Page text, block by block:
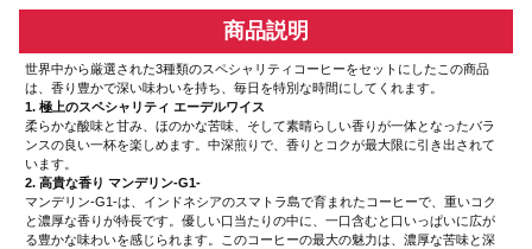
商品説明
世界中から厳選された3種類のスペシャリティコーヒーをセットにしたこの商品
は、香り豊かで深い味わいを持ち、毎日を特別な時間にしてくれます。
1. 極上のスペシャリティ エーデルワイス
柔らかな酸味と甘み、ほのかな苦味、そして素晴らしい香りが一体となったバラ
ンスの良い一杯を楽しめます。中深煎りで、香りとコクが最大限に引き出されて
います。
2. 高貴な香り マンデリン-G1-
マンデリン-G1-は、インドネシアのスマトラ島で育まれたコーヒーで、重いコク
と濃厚な香りが特長です。優しい口当たりの中に、一口含むと口いっぱいに広が
る豊かな味わいを感じられます。このコーヒーの最大の魅力は、濃厚な苦味と深